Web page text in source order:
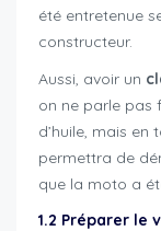
été entretenue
constructeur.
Aussi, avoir un
on ne parle pas
d’huile, mais en
permettra de
que la moto a
1.2 Préparer le